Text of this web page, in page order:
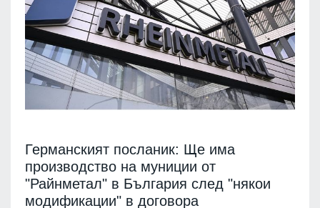
Германският посланик: Ще има
производство на муниции от
"Райнметал" в България след "някои
модификации" в договора